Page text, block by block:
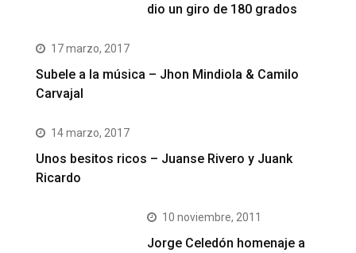
dio un giro de 180 grados
17 marzo, 2017
Subele a la música – Jhon Mindiola & Camilo
Carvajal
14 marzo, 2017
Unos besitos ricos – Juanse Rivero y Juank
Ricardo
10 noviembre, 2011
Jorge Celedón homenaje a